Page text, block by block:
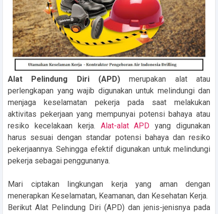
Alat Pelindung Diri (APD) merupakan alat atau
perlengkapan yang wajib digunakan untuk melindungi dan
menjaga keselamatan pekerja pada saat melakukan
aktivitas pekerjaan yang mempunyai potensi bahaya atau
resiko kecelakaan kerja. Alat-alat APD yang digunakan
harus sesuai dengan standar potensi bahaya dan resiko
pekerjaannya. Sehingga efektif digunakan untuk melindungi
pekerja sebagai penggunanya.
Mari ciptakan lingkungan kerja yang aman dengan
menerapkan Keselamatan, Keamanan, dan Kesehatan Kerja.
Berikut Alat Pelindung Diri (APD) dan jenis-jenisnya pada